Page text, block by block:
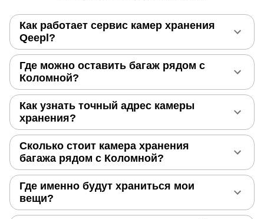
Как работает сервис камер хранения
Qeepl?
Где можно оставить багаж рядом с
Коломной?
Как узнать точный адрес камеры
хранения?
Сколько стоит камера хранения
багажа рядом с Коломной?
Где именно будут храниться мои
вещи?